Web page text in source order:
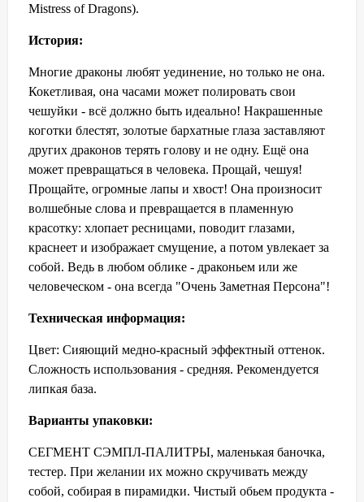
Mistress of Dragons).
История:
Многие драконы любят уединение, но только не она.
Кокетливая, она часами может полировать свои
чешуйки - всё должно быть идеально! Накрашенные
коготки блестят, золотые бархатные глаза заставляют
других драконов терять голову и не одну. Ещё она
может превращаться в человека. Прощай, чешуя!
Прощайте, огромные лапы и хвост! Она произносит
волшебные слова и превращается в пламенную
красотку: хлопает ресницами, поводит глазами,
краснеет и изображает смущение, а потом увлекает за
собой. Ведь в любом облике - драконьем или же
человеческом - она всегда "Очень Заметная Персона"!
Техническая информация:
Цвет: Сияющий медно-красный эффектный оттенок.
Сложность использования - средняя. Рекомендуется
липкая база.
Варианты упаковки:
СЕГМЕНТ СЭМПЛ-ПАЛИТРЫ, маленькая баночка,
тестер. При желании их можно скручивать между
собой, собирая в пирамидки. Чистый обьем продукта -